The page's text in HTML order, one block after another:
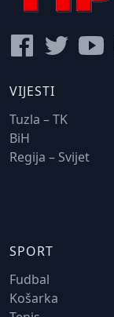
VIJESTI
Tuzla – TK
BiH
Regija – Svijet
SPORT
Fudbal
Košarka